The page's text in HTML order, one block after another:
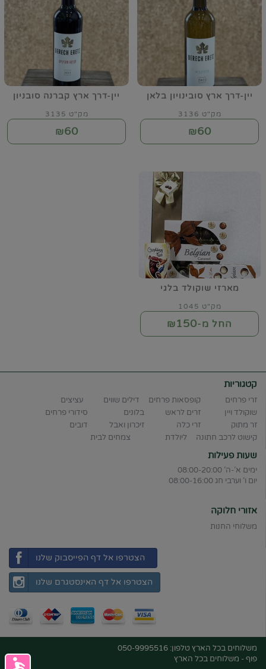
יין-דרך ארץ סובינויון בלאן
מק"ט 3136
₪60
יין-דרך ארץ קברנה סובניון
מק"ט 3135
₪60
מארזי שוקולד בלגי
מק"ט 1045
החל מ-₪150
קטגוריות
זרי פרחים קופסאות פרחים דילים שווים
עציצים
שוקולד ויין
זרים לראש בלונים
סידורי פרחים
זר מתוק
זרי כלה זיכרון ואבל
דובים
קישוט לרכב חתונה
ליולדת צמחים לבית
שעות פעילות
ימים א'-ה' 08:00-20:00
יום ו' וערבי חג 08:00-16:00
אזורי חלוקה
משלוחי החנות
הצטרפו אל דף הפייסבוק שלנו
הצטרפו אל דף האינסטגרם שלנו
משלוחים בכל הארץ טלפון: 050-9995516
פוף - משלוחים בכל הארץ